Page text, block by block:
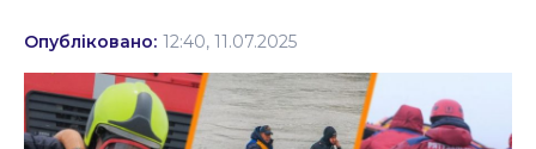
Політика
Соціум
Опубліковано: 12:40, 11.07.2025